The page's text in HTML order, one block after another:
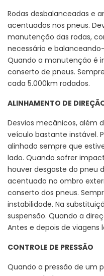
Rodas desbalanceadas e
acentuados nos pneus.
manutenção das rodas,
necessário e
Quando a manutenção é
conserto de pneus.
cada 5.000km rodados.
ALINHAMENTO DE
Desvios mecânicos, além
veículo bastante instável.
alinhado sempre que
lado. Quando sofrer
houver desgaste do pneu
acentuado no ombro
conserto dos pneus.
instabilidade. Na
suspensão. Quando a
Antes e depois de viagens
CONTROLE DE PRESSÃO
Quando a pressão de um